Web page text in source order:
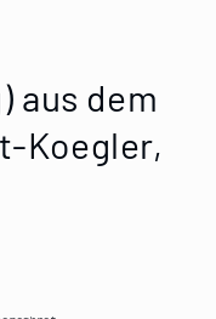
aus dem
Koegler,